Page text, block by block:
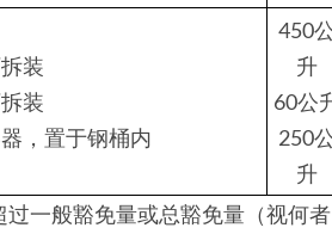
装
装
，置于钢桶内
450
升
60公
250
升
过一般豁免量或总豁免量（视何者